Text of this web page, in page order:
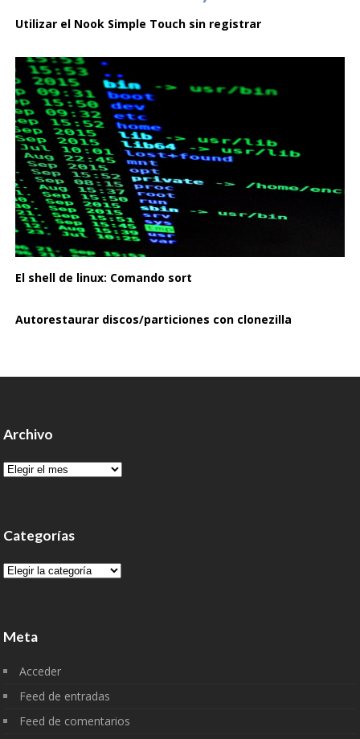
Utilizar el Nook Simple Touch sin registrar
El shell de linux: Comando sort
Autorestaurar discos/particiones con clonezilla
Archivo
Archivo
Categorías
Categorías
Meta
Acceder
Feed de entradas
Feed de comentarios